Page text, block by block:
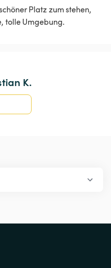
Platz zum stehen,
tolle Umgebung.
K.